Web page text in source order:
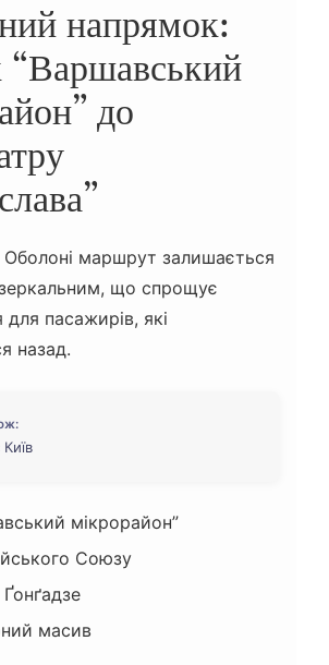
напрямок:
“Варшавський
до
маршрут залишається
що спрощує
для пасажирів, які
назад.
мікрорайон”
Союзу
Ґонґадзе
масив